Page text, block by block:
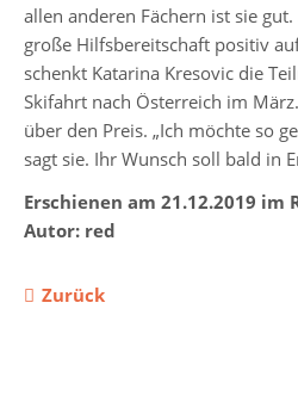
Jahrgänge
Jahrgang
5
6
7
allen anderen Fächern ist sie
große Hilfsbereitschaft positiv
schenkt Katarina Kresovic die
Skifahrt nach Österreich im
über den Preis. „Ich möchte so
sagt sie. Ihr Wunsch soll bald in
Erschienen am 21.12.2019 im
Autor: red
Zurück